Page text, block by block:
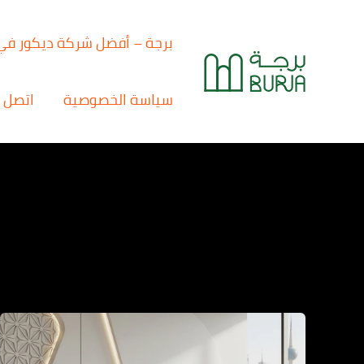
برجة – أفضل شركة ديكور
سياسة الخصوصية اتصل